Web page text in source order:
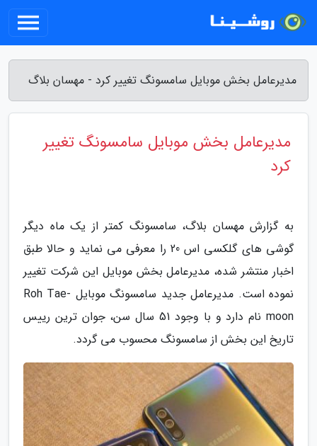
مدیرعامل بخش موبایل سامسونگ تغییر کرد - مهسان بلاگ
مدیرعامل بخش موبایل سامسونگ تغییر
کرد
به گزارش مهسان بلاگ، سامسونگ کمتر از یک ماه دیگر
گوشی های گلکسی اس 20 را معرفی می نماید و حالا طبق
اخبار منتشر شده، مدیرعامل بخش موبایل این شرکت تغییر
نموده است. مدیرعامل جدید سامسونگ موبایل Roh Tae-
moon نام دارد و با وجود 51 سال سن، جوان ترین رییس
تاریخ این بخش از سامسونگ محسوب می گردد.